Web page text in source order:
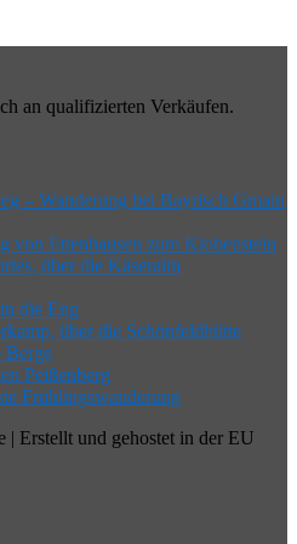
an qualifizierten Verkäufen.
– Wanderung bei Bayrisch Gmain
von Ettenhausen zum Klobenstein
über die Käseralm
die Eng
über die Schönfeldhütte
Berge
Peißenberg
Frühlingswanderung
Erstellt und gehostet in der EU